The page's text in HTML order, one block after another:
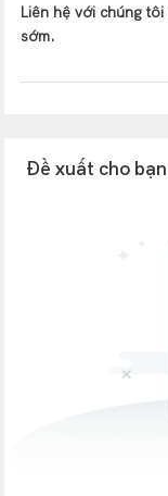
Liên hệ với chúng tôi
sớm.
Đề xuất cho bạn